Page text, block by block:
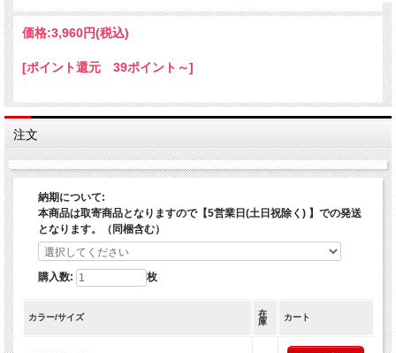
価格:3,960円(税込)
[ポイント還元 39ポイント～]
注文
納期について:
本商品は取寄商品となりますので【5営業日(土日祝除く) 】での発送
となります。（同梱含む）
購入数: 枚
カラー/サイズ
在
庫
カート